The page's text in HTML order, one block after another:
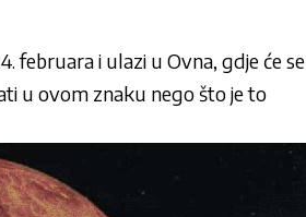
februara i ulazi u Ovna, gdje će se
u ovom znaku nego što je to